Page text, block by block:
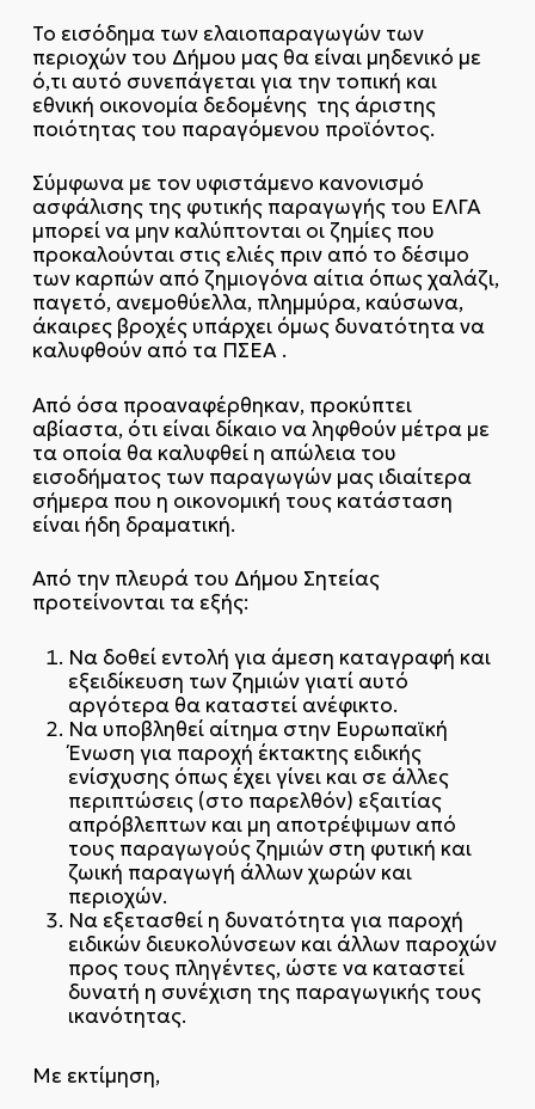
Το εισόδημα των ελαιοπαραγωγών των
περιοχών του Δήμου μας θα είναι μηδενικό με
ό,τι αυτό συνεπάγεται για την τοπική και
εθνική οικονομία δεδομένης της άριστης
ποιότητας του παραγόμενου προϊόντος.
Σύμφωνα με τον υφιστάμενο κανονισμό
ασφάλισης της φυτικής παραγωγής του ΕΛΓΑ
μπορεί να μην καλύπτονται οι ζημίες που
προκαλούνται στις ελιές πριν από το δέσιμο
των καρπών από ζημιογόνα αίτια όπως χαλάζι,
παγετό, ανεμοθύελλα, πλημμύρα, καύσωνα,
άκαιρες βροχές υπάρχει όμως δυνατότητα να
καλυφθούν από τα ΠΣΕΑ .
Από όσα προαναφέρθηκαν, προκύπτει
αβίαστα, ότι είναι δίκαιο να ληφθούν μέτρα με
τα οποία θα καλυφθεί η απώλεια του
εισοδήματος των παραγωγών μας ιδιαίτερα
σήμερα που η οικονομική τους κατάσταση
είναι ήδη δραματική.
Από την πλευρά του Δήμου Σητείας
προτείνονται τα εξής:
Να δοθεί εντολή για άμεση καταγραφή και
εξειδίκευση των ζημιών γιατί αυτό
αργότερα θα καταστεί ανέφικτο.
Να υποβληθεί αίτημα στην Ευρωπαϊκή
Ένωση για παροχή έκτακτης ειδικής
ενίσχυσης όπως έχει γίνει και σε άλλες
περιπτώσεις (στο παρελθόν) εξαιτίας
απρόβλεπτων και μη αποτρέψιμων από
τους παραγωγούς ζημιών στη φυτική και
ζωική παραγωγή άλλων χωρών και
περιοχών.
Να εξετασθεί η δυνατότητα για παροχή
ειδικών διευκολύνσεων και άλλων παροχών
προς τους πληγέντες, ώστε να καταστεί
δυνατή η συνέχιση της παραγωγικής τους
ικανότητας.
Με εκτίμηση,